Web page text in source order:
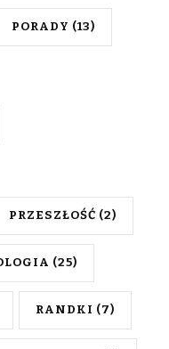
PORADY (13)
PRZESZŁOŚĆ (2)
(25)
RANDKI (7)